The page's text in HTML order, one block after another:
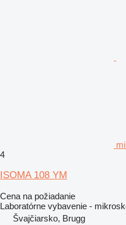
4
ISOMA 108 YM
Cena na požiadanie
Laboratórne vybavenie -
Švajčiarsko, Brugg